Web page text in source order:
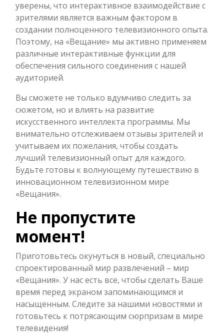
уверены, что интерактивное взаимодействие с
зрителями является важным фактором в
создании полноценного телевизионного опыта.
Поэтому, на «Вещание» мы активно применяем
различные интерактивные функции для
обеспечения сильного соединения с нашей
аудиторией.
Вы сможете не только вдумчиво следить за
сюжетом, но и влиять на развитие
искусственного интеллекта программы. Мы
внимательно отслеживаем отзывы зрителей и
учитываем их пожелания, чтобы создать
лучший телевизионный опыт для каждого.
Будьте готовы к волнующему путешествию в
инновационном телевизионном мире
«Вещания».
Не пропустите
момент!
Приготовьтесь окунуться в новый, специально
спроектированный мир развлечений – мир
«Вещания». У нас есть все, чтобы сделать Ваше
время перед экраном запоминающимся и
насыщенным. Следите за нашими новостями и
готовьтесь к потрясающим сюрпризам в мире
телевидения!